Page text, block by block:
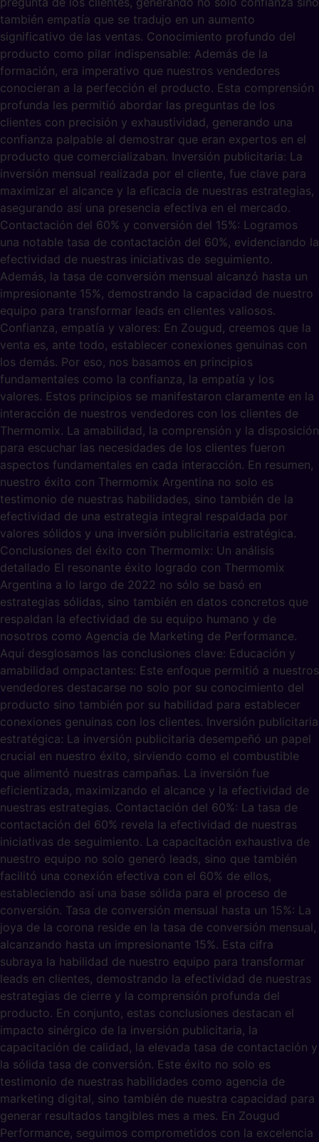
también empatía que se tradujo en un aumento
significativo de las ventas. Conocimiento profundo del
producto como pilar indispensable: Además de la
formación, era imperativo que nuestros vendedores
conocieran a la perfección el producto. Esta comprensión
profunda les permitió abordar las preguntas de los
clientes con precisión y exhaustividad, generando una
confianza palpable al demostrar que eran expertos en el
producto que comercializaban. Inversión publicitaria: La
inversión mensual realizada por el cliente, fue clave para
maximizar el alcance y la eficacia de nuestras estrategias,
asegurando así una presencia efectiva en el mercado.
Contactación del 60% y conversión del 15%: Logramos
una notable tasa de contactación del 60%, evidenciando la
efectividad de nuestras iniciativas de seguimiento.
Además, la tasa de conversión mensual alcanzó hasta un
impresionante 15%, demostrando la capacidad de nuestro
equipo para transformar leads en clientes valiosos.
Confianza, empatía y valores: En Zougud, creemos que la
venta es, ante todo, establecer conexiones genuinas con
los demás. Por eso, nos basamos en principios
fundamentales como la confianza, la empatía y los
valores. Estos principios se manifestaron claramente en la
interacción de nuestros vendedores con los clientes de
Thermomix. La amabilidad, la comprensión y la disposición
para escuchar las necesidades de los clientes fueron
aspectos fundamentales en cada interacción. En resumen,
nuestro éxito con Thermomix Argentina no solo es
testimonio de nuestras habilidades, sino también de la
efectividad de una estrategia integral respaldada por
valores sólidos y una inversión publicitaria estratégica.
Conclusiones del éxito con Thermomix: Un análisis
detallado El resonante éxito logrado con Thermomix
Argentina a lo largo de 2022 no sólo se basó en
estrategias sólidas, sino también en datos concretos que
respaldan la efectividad de su equipo humano y de
nosotros como Agencia de Marketing de Performance.
Aquí desglosamos las conclusiones clave: Educación y
amabilidad ompactantes: Este enfoque permitió a nuestros
vendedores destacarse no solo por su conocimiento del
producto sino también por su habilidad para establecer
conexiones genuinas con los clientes. Inversión publicitaria
estratégica: La inversión publicitaria desempeñó un papel
crucial en nuestro éxito, sirviendo como el combustible
que alimentó nuestras campañas. La inversión fue
eficientizada, maximizando el alcance y la efectividad de
nuestras estrategias. Contactación del 60%: La tasa de
contactación del 60% revela la efectividad de nuestras
iniciativas de seguimiento. La capacitación exhaustiva de
nuestro equipo no solo generó leads, sino que también
facilitó una conexión efectiva con el 60% de ellos,
estableciendo así una base sólida para el proceso de
conversión. Tasa de conversión mensual hasta un 15%: La
joya de la corona reside en la tasa de conversión mensual,
alcanzando hasta un impresionante 15%. Esta cifra
subraya la habilidad de nuestro equipo para transformar
leads en clientes, demostrando la efectividad de nuestras
estrategias de cierre y la comprensión profunda del
producto. En conjunto, estas conclusiones destacan el
impacto sinérgico de la inversión publicitaria, la
capacitación de calidad, la elevada tasa de contactación y
la sólida tasa de conversión. Este éxito no solo es
testimonio de nuestras habilidades como agencia de
marketing digital, sino también de nuestra capacidad para
generar resultados tangibles mes a mes. En Zougud
Performance, seguimos comprometidos con la excelencia